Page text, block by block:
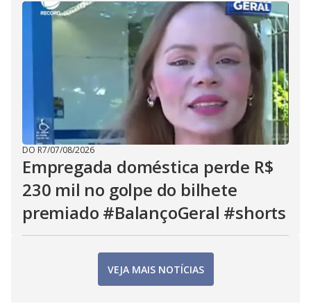
DO R7/07/08/2026
Empregada doméstica perde R$
230 mil no golpe do bilhete
premiado #BalançoGeral #shorts
VEJA MAIS NOTÍCIAS